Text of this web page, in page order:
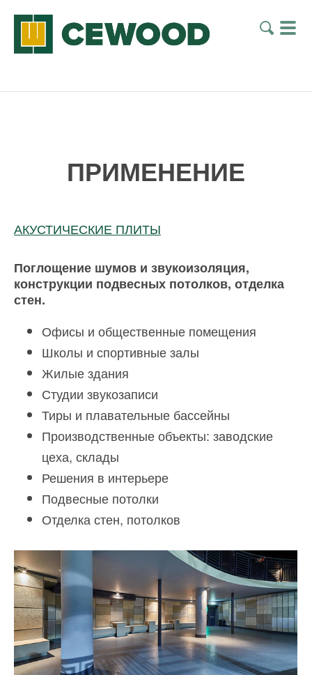
ПРИМЕНЕНИЕ
АКУСТИЧЕСКИЕ ПЛИТЫ
Поглощение шумов и звукоизоляция,
конструкции подвесных потолков, отделка
стен.
Офисы и общественные помещения
Школы и спортивные залы
Жилые здания
Студии звукозаписи
Тиры и плавательные бассейны
Производственные объекты: заводские
цеха, склады
Решения в интерьере
Подвесные потолки
Отделка стен, потолков